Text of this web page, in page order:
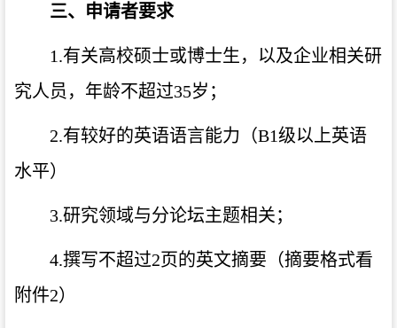
三、 申请者要求
1.有关高校硕士或博士生，以及企业相关研
究人员，年龄不超过35岁；
2.有较好的英语语言能力（B1级以上英语
水平）
3.研究领域与分论坛主题相关；
4.撰写不超过2页的英文摘要（摘要格式看
附件2）